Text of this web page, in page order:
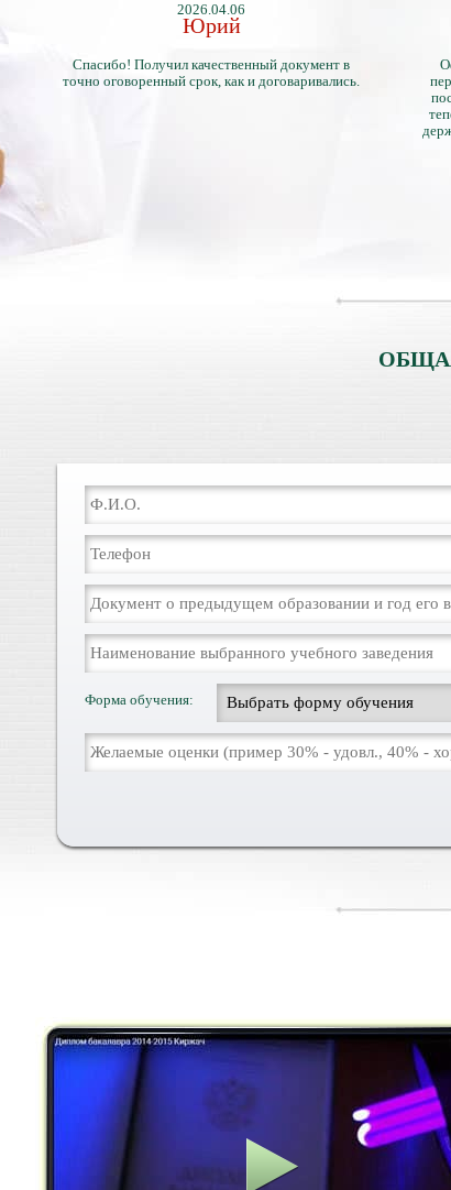
2026.04.06
Юрий
Спасибо! Получил качественный документ в
точно оговоренный срок, как и договаривались.
Форма обучения: